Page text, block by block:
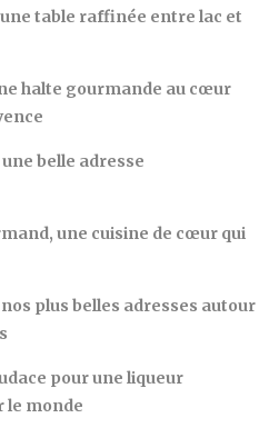
table raffinée entre lac et
halte gourmande au cœur
belle adresse
une cuisine de cœur qui
plus belles adresses autour
pour une liqueur
le monde